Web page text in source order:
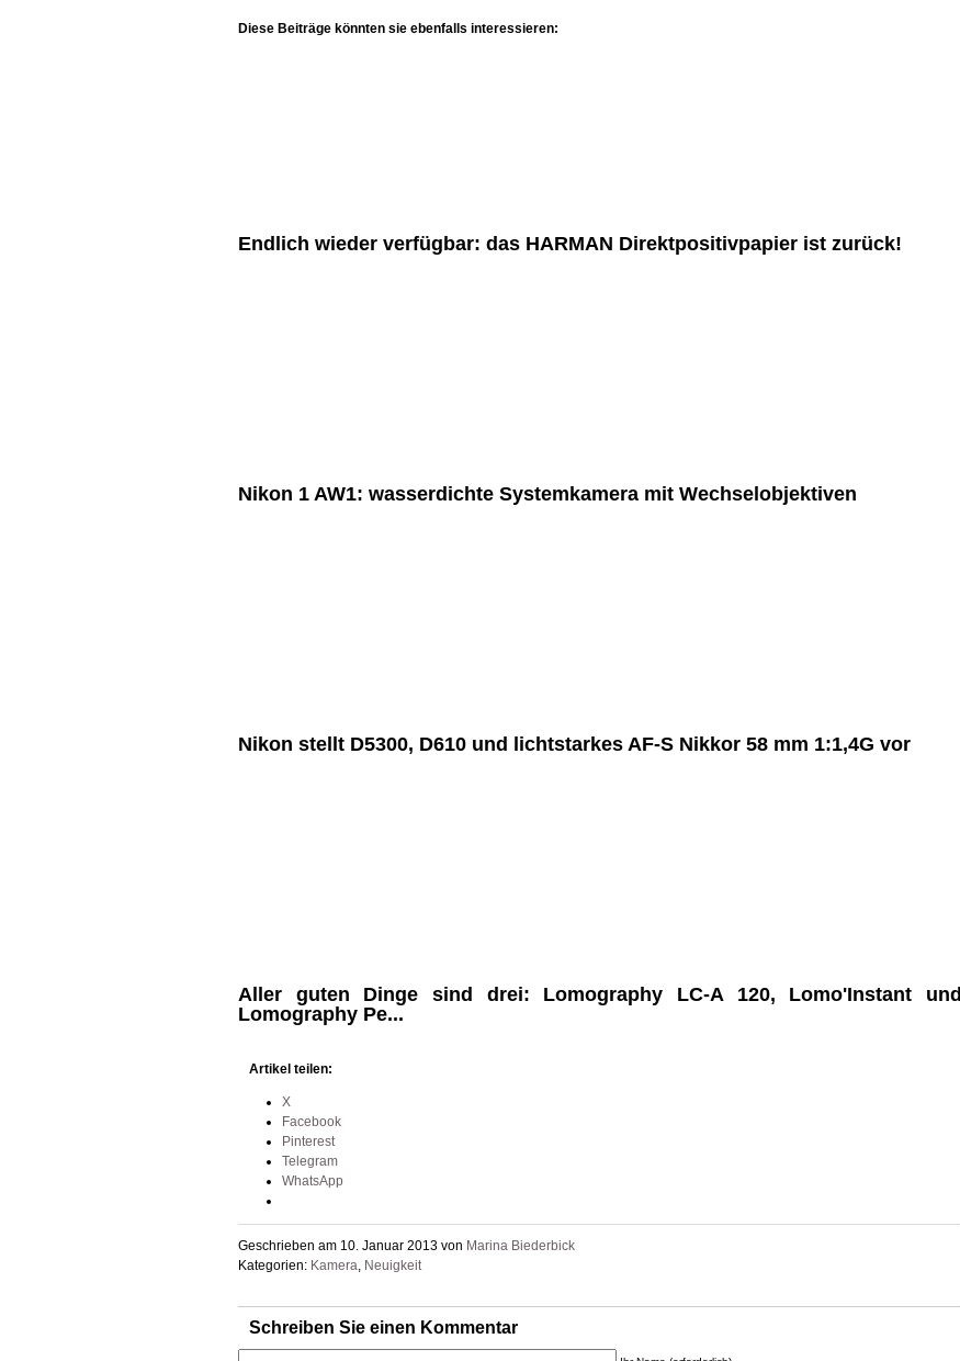
Diese Beiträge könnten sie ebenfalls interessieren:
Endlich wieder verfügbar: das HARMAN Direktpositivpapier ist zurück!
Nikon 1 AW1: wasserdichte Systemkamera mit Wechselobjektiven
Nikon stellt D5300, D610 und lichtstarkes AF-S Nikkor 58 mm 1:1,4G vor
Aller guten Dinge sind drei: Lomography LC-A 120, Lomo'Instant und
Lomography Pe...
Artikel teilen:
X
Facebook
Pinterest
Telegram
WhatsApp
Geschrieben am 10. Januar 2013 von Marina Biederbick
Kategorien: Kamera, Neuigkeit
Schreiben Sie einen Kommentar